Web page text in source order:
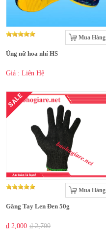
Mua Hàng
Ủng nữ hoa nhí HS
Giá : Liên Hệ
SALE
Mua Hàng
Găng Tay Len Đen 50g
₫ 2,000 ₫ 2,700